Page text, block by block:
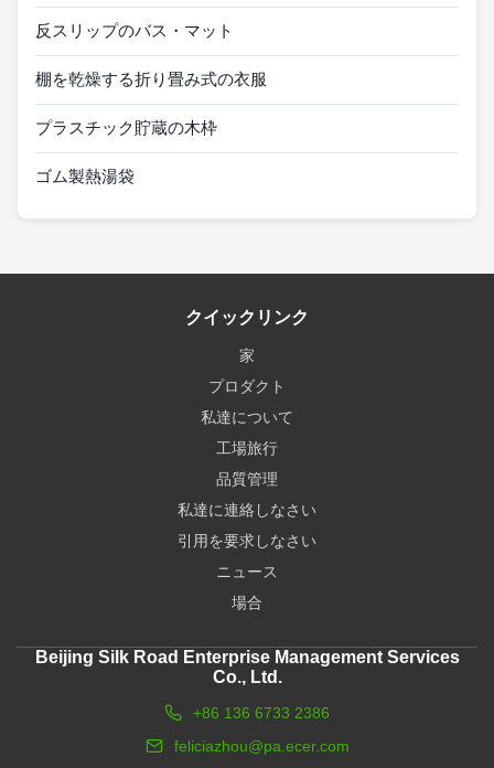
反スリップのバス・マット
棚を乾燥する折り畳み式の衣服
プラスチック貯蔵の木枠
ゴム製熱湯袋
クイックリンク
家
プロダクト
私達について
工場旅行
品質管理
私達に連絡しなさい
引用を要求しなさい
ニュース
場合
Beijing Silk Road Enterprise Management Services
Co., Ltd.
+86 136 6733 2386
feliciazhou@pa.ecer.com